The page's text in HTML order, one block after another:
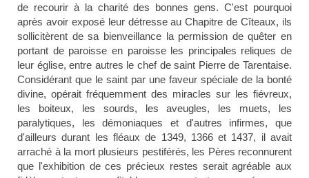
de recourir à la charité des bonnes gens. C'est pourquoi
après avoir exposé leur détresse au Chapitre de Cîteaux, ils
sollicitèrent de sa bienveillance la permission de quêter en
portant de paroisse en paroisse les principales reliques de
leur église, entre autres le chef de saint Pierre de Tarentaise.
Considérant que le saint par une faveur spéciale de la bonté
divine, opérait fréquemment des miracles sur les fiévreux,
les boiteux, les sourds, les aveugles, les muets, les
paralytiques, les démoniaques et d'autres infirmes, que
d'ailleurs durant les fléaux de 1349, 1366 et 1437, il avait
arraché à la mort plusieurs pestiférés, les Pères reconnurent
que l'exhibition de ces précieux restes serait agréable aux